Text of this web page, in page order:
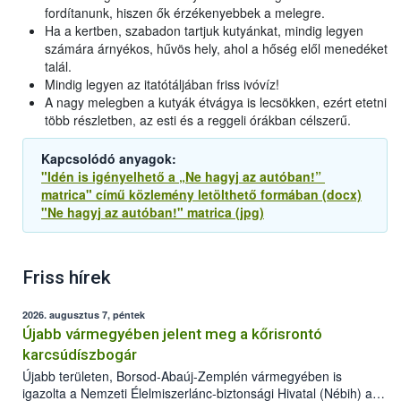
fordítanunk, hiszen ők érzékenyebbek a melegre.
Ha a kertben, szabadon tartjuk kutyánkat, mindig legyen
számára árnyékos, hűvös hely, ahol a hőség elől menedéket
talál.
Mindig legyen az itatótáljában friss ivóvíz!
A nagy melegben a kutyák étvágya is lecsökken, ezért etetni
több részletben, az esti és a reggeli órákban célszerű.
Kapcsolódó anyagok:
"Idén is igényelhető a „Ne hagyj az autóban!”
matrica" című közlemény letölthető formában (docx)
"Ne hagyj az autóban!" matrica (jpg)
Friss hírek
2026. augusztus 7, péntek
Újabb vármegyében jelent meg a kőrisrontó
karcsúdíszbogár
Újabb területen, Borsod-Abaúj-Zemplén vármegyében is
igazolta a Nemzeti Élelmiszerlánc-biztonsági Hivatal (Nébih) a